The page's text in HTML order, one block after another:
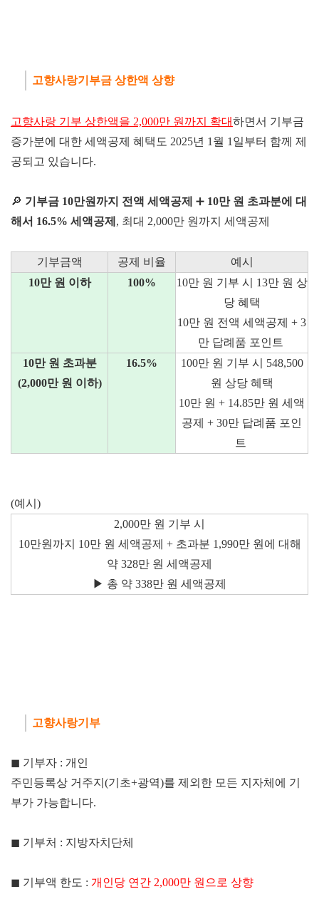
고향사랑기부금 상한액 상향
고향사랑 기부 상한액을 2,000만 원까지 확대하면서 기부금
증가분에 대한 세액공제 혜택도 2025년 1월 1일부터 함께 제
공되고 있습니다.
🔎 기부금 10만원까지 전액 세액공제 ➕ 10만 원 초과분에 대
해서 16.5% 세액공제 , 최대 2,000만 원까지 세액공제
기부금액 공제 비율
예시
10만 원 이하
100%
10만 원 기부 시 13만 원 상
당 혜택
10만 원 전액 세액공제 + 3
만 답례품 포인트
10만 원 초과분
(2,000만 원 이하)
16.5%
100만 원 기부 시 548,500
원 상당 혜택
10만 원 + 14.85만 원 세액
공제 + 30만 답례품 포인
트
(예시)
2,000만 원 기부 시
10만원까지 10만 원 세액공제 + 초과분 1,990만 원에 대해
약 328만 원 세액공제
▶ 총 약 338만 원 세액공제
고향사랑기부
◼ 기부자 : 개인
주민등록상 거주지(기초+광역)를 제외한 모든 지자체에 기
부가 가능합니다.
◼ 기부처 : 지방자치단체
◼ 기부액 한도 : 개인당 연간 2,000만 원으로 상향